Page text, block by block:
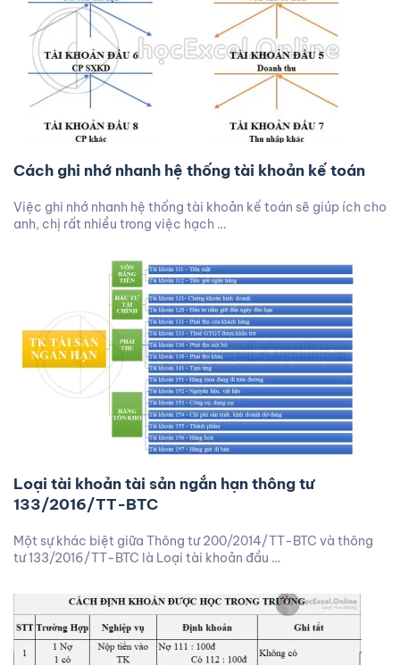
Cách ghi nhớ nhanh hệ thống tài khoản kế toán
Việc ghi nhớ nhanh hệ thống tài khoản kế toán sẽ giúp ích cho
anh, chị rất nhiều trong việc hạch …
Loại tài khoản tài sản ngắn hạn thông tư
133/2016/TT-BTC
Một sự khác biệt giữa Thông tư 200/2014/TT-BTC và thông
tư 133/2016/TT-BTC là Loại tài khoản đầu …